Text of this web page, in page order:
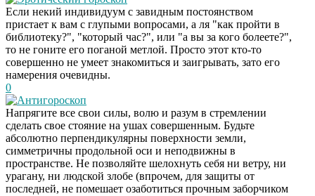
Если некий индивидуум с завидным постоянством
пристает к вам с глупыми вопросами, а ля "как пройти в
библиотеку?", "который час?", или "а вы за кого болеете?",
то не гоните его поганой метлой. Просто этот кто-то
совершенно не умеет знакомиться и заигрывать, зато его
намерения очевидны.
0
Антигороскоп
Напрягите все свои силы, волю и разум в стремлении
сделать свое стояние на ушах совершенным. Будьте
абсолютно перпендикулярны поверхности земли,
симметричны продольной оси и неподвижны в
пространстве. Не позволяйте шелохнуть себя ни ветру, ни
урагану, ни людской злобе (впрочем, для защиты от
последней, не помешает озаботиться прочным заборчиком